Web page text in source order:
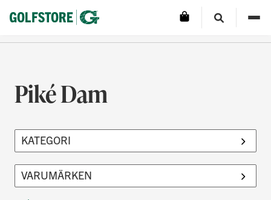
Piké Dam